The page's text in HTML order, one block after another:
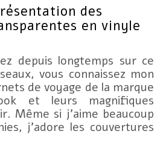
des
en vinyle
depuis longtemps sur ce
vous connaissez mon
de voyage de la marque
et leurs magnifiques
Même si j’aime beaucoup
j’adore les couvertures